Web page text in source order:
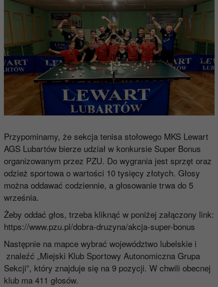
Przypominamy, że sekcja tenisa stołowego MKS Lewart
AGS Lubartów bierze udział w konkursie Super Bonus
organizowanym przez PZU. Do wygrania jest sprzęt oraz
odzież sportowa o wartości 10 tysięcy złotych. Głosy
można oddawać codziennie, a głosowanie trwa do 5
września.
Żeby oddać głos, trzeba kliknąć w poniżej załączony link:
https://www.pzu.pl/dobra-druzyna/akcja-super-bonus
Następnie na mapce wybrać województwo lubelskie i
znaleźć „Miejski Klub Sportowy Autonomiczna Grupa
Sekcji”, który znajduje się na 9 pozycji. W chwili obecnej
klub ma 411 głosów.